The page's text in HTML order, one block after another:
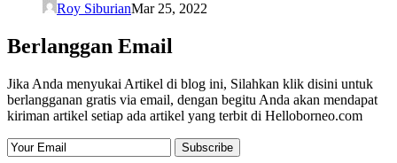
Roy SiburianMar 25, 2022
Berlanggan Email
Jika Anda menyukai Artikel di blog ini, Silahkan klik disini untuk
berlangganan gratis via email, dengan begitu Anda akan mendapat
kiriman artikel setiap ada artikel yang terbit di Helloborneo.com